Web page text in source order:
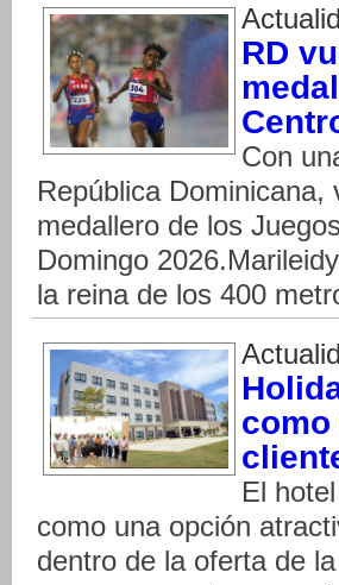
RD
Con
República
medallero de los
Domingo
la reina de los 400
El
como una opción
dentro de la oferta de